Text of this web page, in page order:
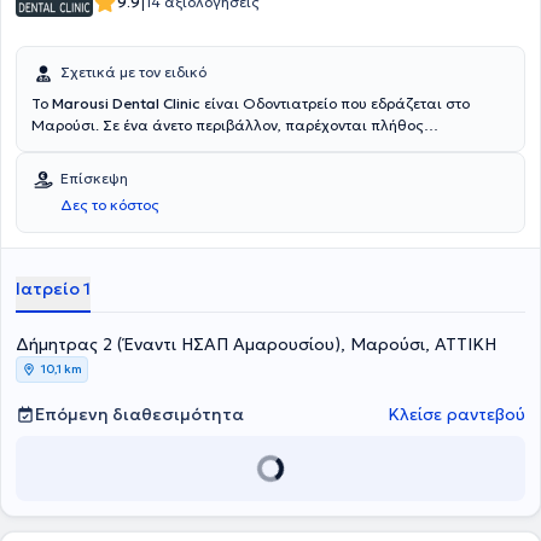
Σχετικά με τον ειδικό
To Marousi Dental Clinic είναι Οδοντιατρείο που εδράζεται στο
Μαρούσι. Σε ένα άνετο περιβάλλον, παρέχονται πλήθος
Ενδοδοντολόγους. Υιοθετούνται οι πλέον εξελιγμένες τεχνολογίες
και βασικό μέλημα είναι η εφαρμογή λύσεων απόλυτα
προσαρμοσμένων στις ανάγκες των ασθενών.
Επίσκεψη
Δες το κόστος
Ιατρείο 1
Δήμητρας 2 (Έναντι ΗΣΑΠ Αμαρουσίου), Μαρούσι, ΑΤΤΙΚΗ
10,1 km
Επόμενη διαθεσιμότητα Κλείσε ραντεβού